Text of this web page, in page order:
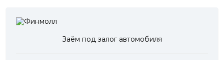
Заём под залог автомобиля